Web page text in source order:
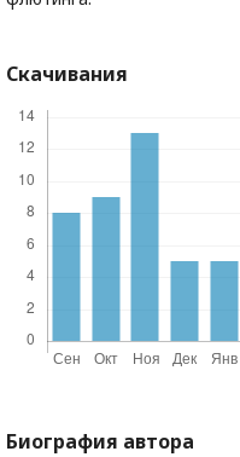
Скачивания
Биография автора